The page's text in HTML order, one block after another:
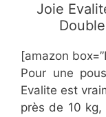
Joie
[amazon
Pour une
Evalite est
près de 10